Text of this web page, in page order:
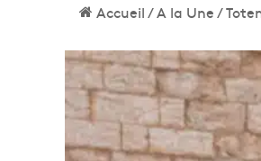
Accueil/A la Une/